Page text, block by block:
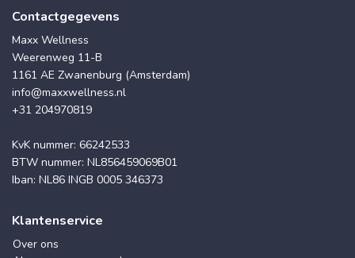
Contactgegevens
Maxx Wellness
Weerenweg 11-B
1161 AE Zwanenburg (Amsterdam)
info@maxxwellness.nl
+31 204970819
KvK nummer: 66242533
BTW nummer: NL856459069B01
Iban: NL86 INGB 0005 346373
Klantenservice
Over ons